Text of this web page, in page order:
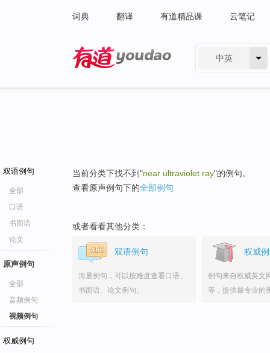
词典 翻译 有道精品课 云笔记
中英
双语例句
全部
口语
书面语
论文
原声例句
全部
音频例句
视频例句
权威例句
当前分类下找不到"near ultraviolet ray"的例句。
查看原声例句下的全部例句
或者看看其他分类：
双语例句
海量例句，可以按难度查看口语、
书面语、论文例句。
权威
例句来自权威英文
等，提供最专业的